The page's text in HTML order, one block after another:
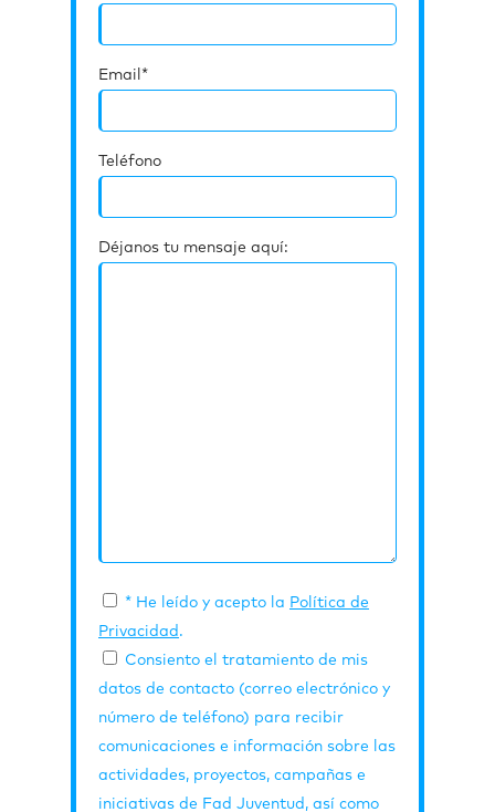
Email*
Teléfono
Déjanos tu mensaje aquí:
* He leído y acepto la Política de
Privacidad .
Consiento el tratamiento de mis
datos de contacto (correo electrónico y
número de teléfono) para recibir
comunicaciones e información sobre las
actividades, proyectos, campañas e
iniciativas de Fad Juventud, así como